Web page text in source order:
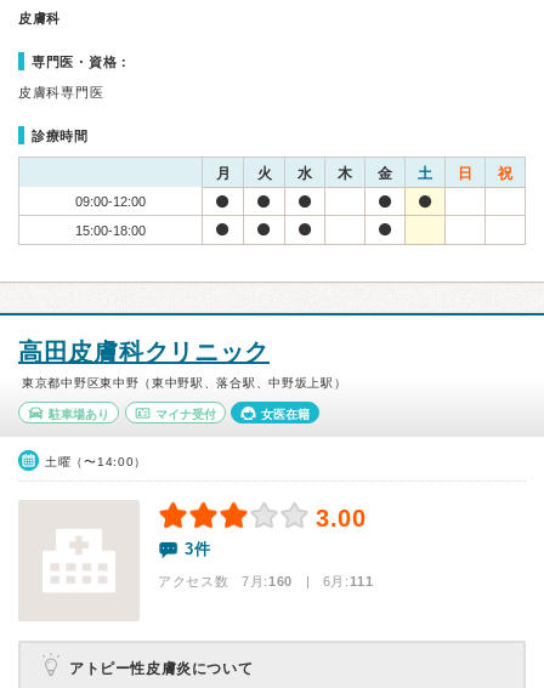
皮膚科
専門医・資格：
皮膚科専門医
診療時間
月 火 水 木 金 土 日 祝
09:00-12:00
15:00-18:00
高田皮膚科クリニック
東京都中野区東中野（東中野駅、落合駅、中野坂上駅）
駐車場あり マイナ受付 女医在籍
土曜（〜14:00）
3.00
3件
アクセス数 7月:160 | 6月:111
アトピー性皮膚炎について